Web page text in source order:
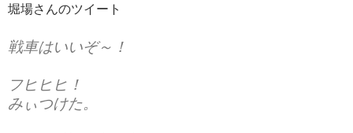
堀場さんのツイート
戦車はいいぞ～！
フヒヒヒ！
みぃつけた。